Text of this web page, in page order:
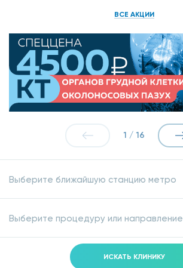
ВСЕ АКЦИИ
1 / 16
Выберите ближайшую станцию метро
Выберите процедуру или направление
ИСКАТЬ КЛИНИКУ